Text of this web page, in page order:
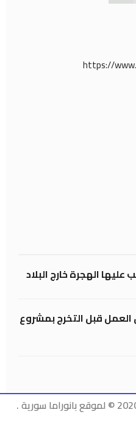
https://
الهجرة خارج البلاد
قبل التخرج بمشروع